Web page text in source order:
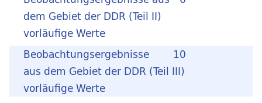
dem Gebiet der DDR (Teil II)
vorläufige Werte
10
Beobachtungsergebnisse
aus dem Gebiet der DDR (Teil III)
vorläufige Werte